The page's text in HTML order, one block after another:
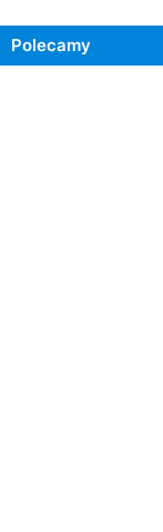
Polecamy